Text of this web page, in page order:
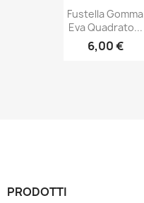
Fustella Gomma
Eva Quadrato...
6,00 €
PRODOTTI